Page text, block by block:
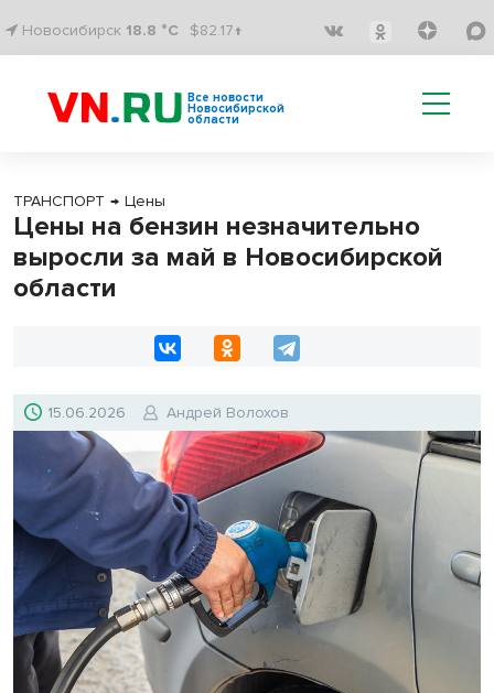
Новосибирск 18.8 °C $82.17↑
Все новости
Новосибирской
области
ТРАНСПОРТ → Цены
Цены на бензин незначительно
выросли за май в Новосибирской
области
15.06.2026 Андрей Волохов